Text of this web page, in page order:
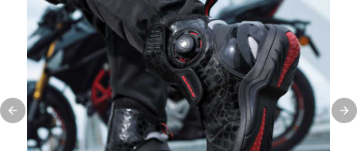
Previous slide